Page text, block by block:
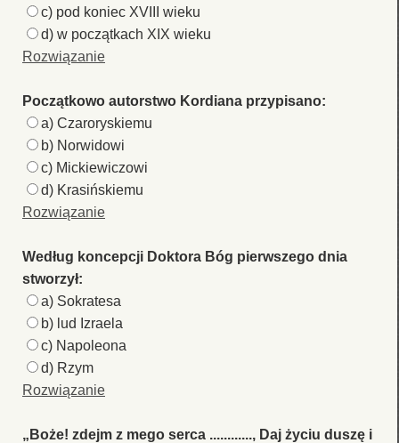
c) pod koniec XVIII wieku
d) w początkach XIX wieku
Rozwiązanie
Początkowo autorstwo Kordiana przypisano:
a) Czaroryskiemu
b) Norwidowi
c) Mickiewiczowi
d) Krasińskiemu
Rozwiązanie
Według koncepcji Doktora Bóg pierwszego dnia
stworzył:
a) Sokratesa
b) lud Izraela
c) Napoleona
d) Rzym
Rozwiązanie
„Boże! zdejm z mego serca ............, Daj życiu duszę i